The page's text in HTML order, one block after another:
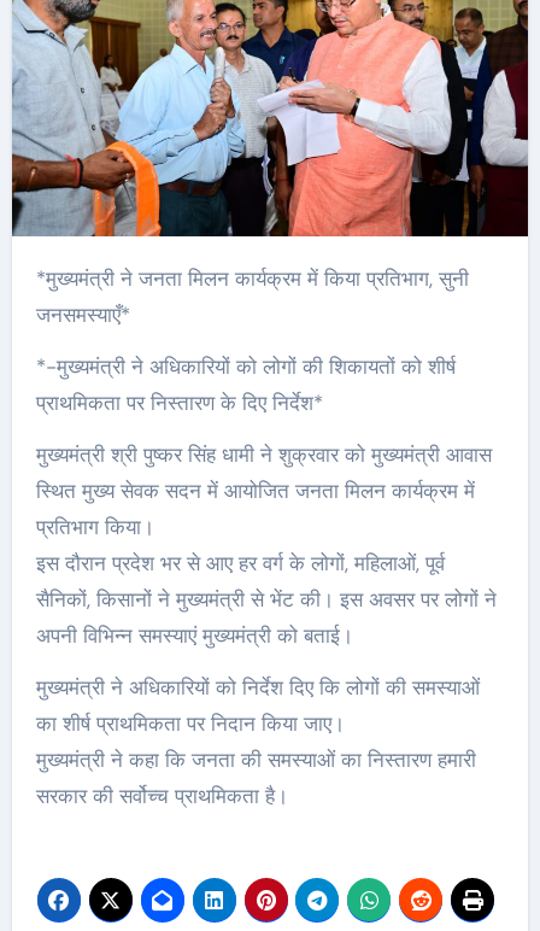
*मुख्यमंत्री ने जनता मिलन कार्यक्रम में किया प्रतिभाग, सुनी
जनसमस्याएँ*
*-मुख्यमंत्री ने अधिकारियों को लोगों की शिकायतों को शीर्ष
प्राथमिकता पर निस्तारण के दिए निर्देश*
मुख्यमंत्री श्री पुष्कर सिंह धामी ने शुक्रवार को मुख्यमंत्री आवास
स्थित मुख्य सेवक सदन में आयोजित जनता मिलन कार्यक्रम में
प्रतिभाग किया।
इस दौरान प्रदेश भर से आए हर वर्ग के लोगों, महिलाओं, पूर्व
सैनिकों, किसानों ने मुख्यमंत्री से भेंट की। इस अवसर पर लोगों ने
अपनी विभिन्न समस्याएं मुख्यमंत्री को बताई।
मुख्यमंत्री ने अधिकारियों को निर्देश दिए कि लोगों की समस्याओं
का शीर्ष प्राथमिकता पर निदान किया जाए।
मुख्यमंत्री ने कहा कि जनता की समस्याओं का निस्तारण हमारी
सरकार की सर्वोच्च प्राथमिकता है।